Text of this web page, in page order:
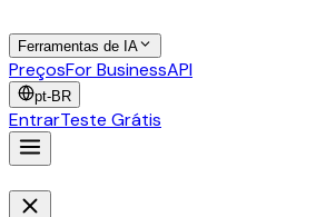
Ferramentas de IA
PreçosFor BusinessAPI
pt-BR
EntrarTeste Grátis